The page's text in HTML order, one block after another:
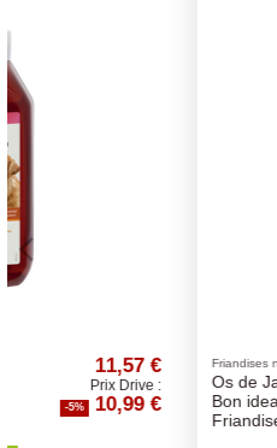
Friandises naturelles
Os de Jambon sous vide -
Bon idea - Différents Choix -
Friandise pour chiens